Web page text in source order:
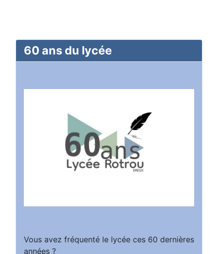
60 ans du lycée
Vous avez fréquenté le lycée ces 60 dernières
années ?